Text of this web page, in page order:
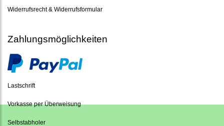
Widerrufsrecht & Widerrufsformular
Zahlungsmöglichkeiten
Lastschrift
Vorkasse per Überweisung
Selbstabholer